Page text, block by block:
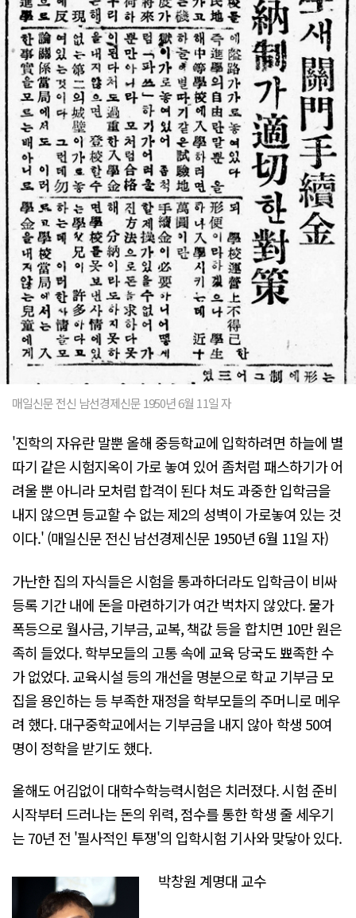
매일신문 전신 남선경제신문 1950년 6월 11일 자
'진학의 자유란 말뿐 올해 중등학교에 입학하려면 하늘에 별
따기 같은 시험지옥이 가로 놓여 있어 좀처럼 패스하기가 어
려울 뿐 아니라 모처럼 합격이 된다 쳐도 과중한 입학금을
내지 않으면 등교할 수 없는 제2의 성벽이 가로놓여 있는 것
이다.' (매일신문 전신 남선경제신문 1950년 6월 11일 자)
가난한 집의 자식들은 시험을 통과하더라도 입학금이 비싸
등록 기간 내에 돈을 마련하기가 여간 벅차지 않았다. 물가
폭등으로 월사금, 기부금, 교복, 책값 등을 합치면 10만 원은
족히 들었다. 학부모들의 고통 속에 교육 당국도 뾰족한 수
가 없었다. 교육시설 등의 개선을 명분으로 학교 기부금 모
집을 용인하는 등 부족한 재정을 학부모들의 주머니로 메우
려 했다. 대구중학교에서는 기부금을 내지 않아 학생 50여
명이 정학을 받기도 했다.
올해도 어김없이 대학수학능력시험은 치러졌다. 시험 준비
시작부터 드러나는 돈의 위력, 점수를 통한 학생 줄 세우기
는 70년 전 '필사적인 투쟁'의 입학시험 기사와 맞닿아 있다.
박창원 계명대 교수